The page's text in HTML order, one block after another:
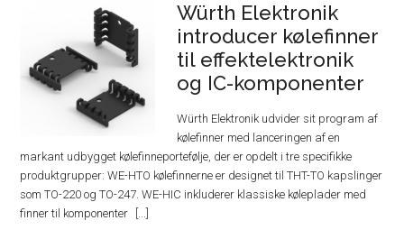
Würth Elektronik
introducer kølefinner
til effektelektronik
og IC-komponenter
Würth Elektronik udvider sit program af
kølefinner med lanceringen af en
markant udbygget kølefinneportefølje, der er opdelt i tre specifikke
produktgrupper: WE-HTO kølefinnerne er designet til THT-TO kapslinger
som TO-220 og TO-247. WE-HIC inkluderer klassiske køleplader med
finner til komponenter